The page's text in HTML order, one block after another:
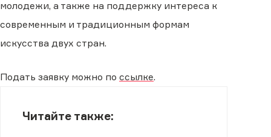
молодежи, а также на поддержку интереса к
современным и традиционным формам
искусства двух стран.
Подать заявку можно по ссылке.
Читайте также: